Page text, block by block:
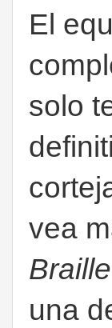
El
solo
vea
Braille
una